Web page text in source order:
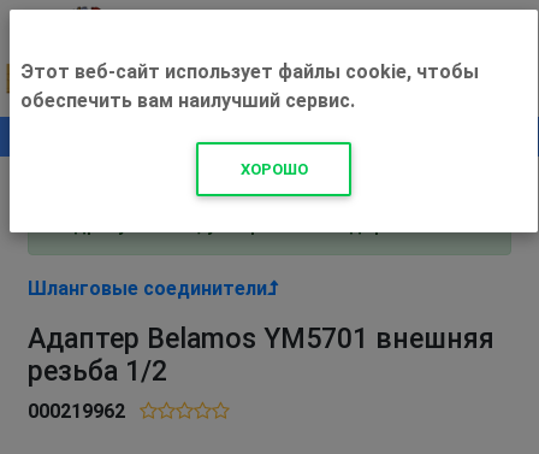
+500 ₽
Внимание! С 3 августа магазин работает по
Шланговые соединители
Адаптер Belamos YM5701 внешняя
резьба 1/2
000219962
Этот веб-сайт использует файлы cookie, чтобы
обеспечить вам наилучший сервис.
ХОРОШО